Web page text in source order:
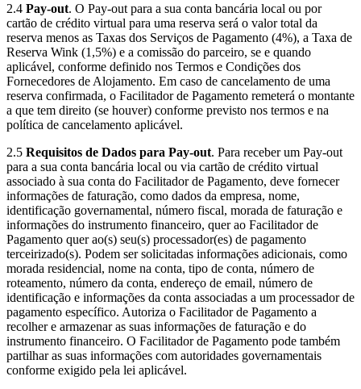
2.4 Pay-out. O Pay-out para a sua conta bancária local ou por
cartão de crédito virtual para uma reserva será o valor total da
reserva menos as Taxas dos Serviços de Pagamento (4%), a Taxa de
Reserva Wink (1,5%) e a comissão do parceiro, se e quando
aplicável, conforme definido nos Termos e Condições dos
Fornecedores de Alojamento. Em caso de cancelamento de uma
reserva confirmada, o Facilitador de Pagamento remeterá o montante
a que tem direito (se houver) conforme previsto nos termos e na
política de cancelamento aplicável.
2.5 Requisitos de Dados para Pay-out. Para receber um Pay-out
para a sua conta bancária local ou via cartão de crédito virtual
associado à sua conta do Facilitador de Pagamento, deve fornecer
informações de faturação, como dados da empresa, nome,
identificação governamental, número fiscal, morada de faturação e
informações do instrumento financeiro, quer ao Facilitador de
Pagamento quer ao(s) seu(s) processador(es) de pagamento
terceirizado(s). Podem ser solicitadas informações adicionais, como
morada residencial, nome na conta, tipo de conta, número de
roteamento, número da conta, endereço de email, número de
identificação e informações da conta associadas a um processador de
pagamento específico. Autoriza o Facilitador de Pagamento a
recolher e armazenar as suas informações de faturação e do
instrumento financeiro. O Facilitador de Pagamento pode também
partilhar as suas informações com autoridades governamentais
conforme exigido pela lei aplicável.